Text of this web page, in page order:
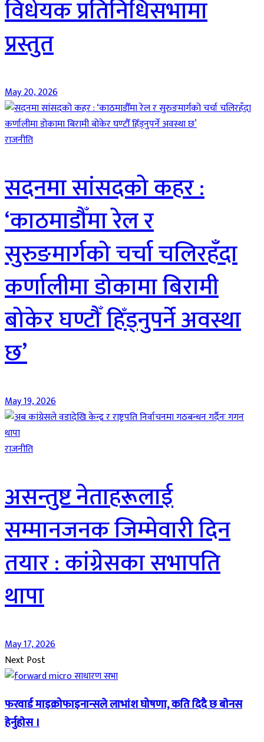
विधेयक प्रतिनिधिसभामा
प्रस्तुत
May 20, 2026
राजनीति
सदनमा सांसदको कहर :
‘काठमाडौँमा रेल र
सुरुङमार्गको चर्चा चलिरहँदा
कर्णालीमा डोकामा बिरामी
बोकेर घण्टौँ हिँड्नुपर्ने अवस्था
छ’
May 19, 2026
राजनीति
असन्तुष्ट नेताहरूलाई
सम्मानजनक जिम्मेवारी दिन
तयार : कांग्रेसका सभापति
थापा
May 17, 2026
Next Post
फरवार्ड माइक्रोफाइनान्सले लाभांश घोषणा, कति दिदै छ बाेनस
हेर्नुहाेस ।